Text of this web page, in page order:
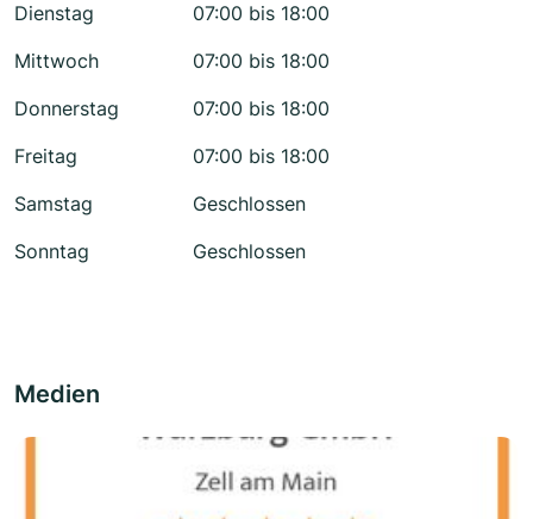
Dienstag
07:00 bis 18:00
Mittwoch
07:00 bis 18:00
Donnerstag
07:00 bis 18:00
Freitag
07:00 bis 18:00
Samstag
Geschlossen
Sonntag
Geschlossen
Medien